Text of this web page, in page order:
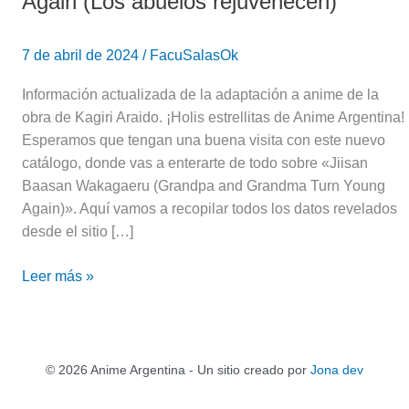
7 de abril de 2024 / FacuSalasOk
Información actualizada de la adaptación a anime de la
obra de Kagiri Araido. ¡Holis estrellitas de Anime Argentina!
Esperamos que tengan una buena visita con este nuevo
catálogo, donde vas a enterarte de todo sobre «Jiisan
Baasan Wakagaeru (Grandpa and Grandma Turn Young
Again)». Aquí vamos a recopilar todos los datos revelados
desde el sitio […]
Leer más »
© 2026 Anime Argentina - Un sitio creado por Jona dev